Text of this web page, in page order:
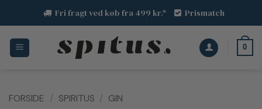
indhold
Fri fragt ved køb fra 499 kr.* Prismatch
0
FORSIDE / SPIRITUS / GIN